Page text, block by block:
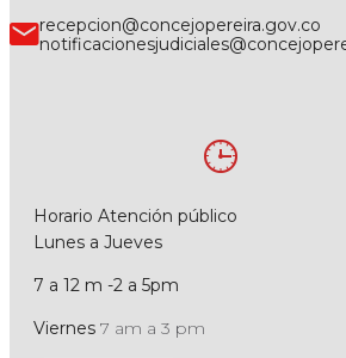
recepcion@concejopereira.gov.co
Horario Atención público
Lunes a Jueves
7 a 12 m -2 a 5pm
Viernes 7 am a 3 pm